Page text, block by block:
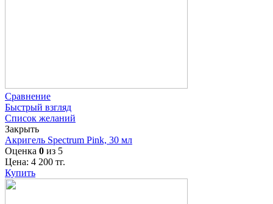
Сравнение
Быстрый взгляд
Список желаний
Закрыть
Акригель Spectrum Pink, 30 мл
Оценка 0 из 5
Цена: 4 200 тг.
Купить